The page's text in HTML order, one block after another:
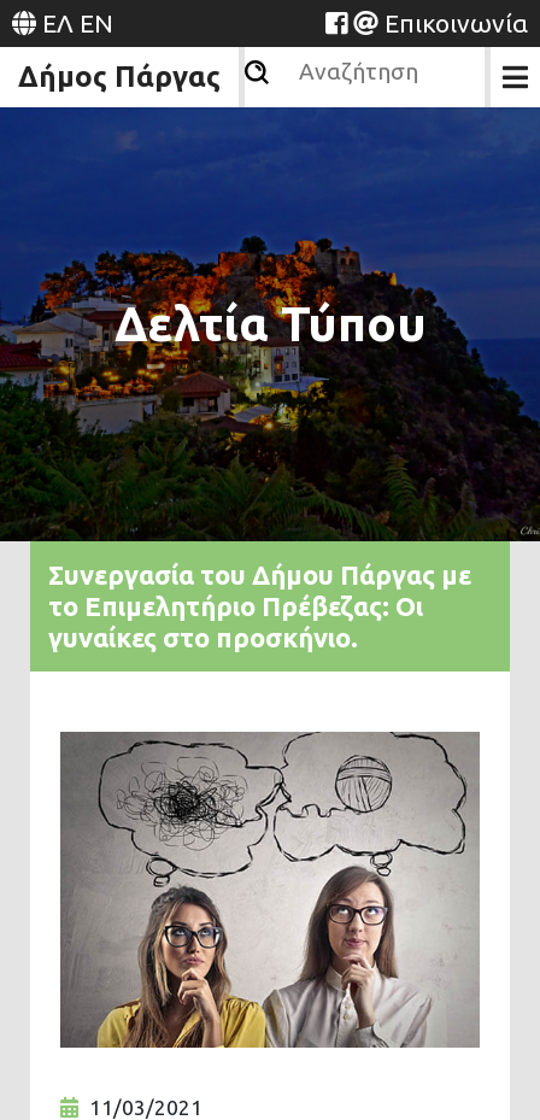
ΕΛ EN Επικοινωνία
Δήμος Πάργας
Δελτία Τύπου
Συνεργασία του Δήμου Πάργας με
το Επιμελητήριο Πρέβεζας: Οι
γυναίκες στο προσκήνιο.
11/03/2021